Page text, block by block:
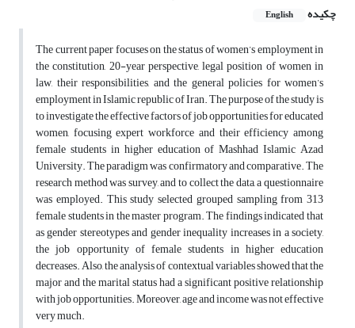
چکیده
English
The current paper focuses on the status of women’s employment in
the constitution, 20-year perspective, legal position of women in
law, their responsibilities, and the general policies for women’s
employment in Islamic republic of Iran. The purpose of the study is
to investigate the effective factors of job opportunities for educated
women, focusing expert workforce and their efficiency among
female students in higher education of Mashhad Islamic Azad
University. The paradigm was confirmatory and comparative. The
research method was survey, and to collect the data, a questionnaire
was employed. This study selected grouped sampling from 313
female students in the master program. The findings indicated that
as gender stereotypes and gender inequality increases in a society,
the job opportunity of female students in higher education
decreases. Also, the analysis of contextual variables showed that the
major and the marital status had a significant positive relationship
with job opportunities. Moreover, age and income was not effective
very much.